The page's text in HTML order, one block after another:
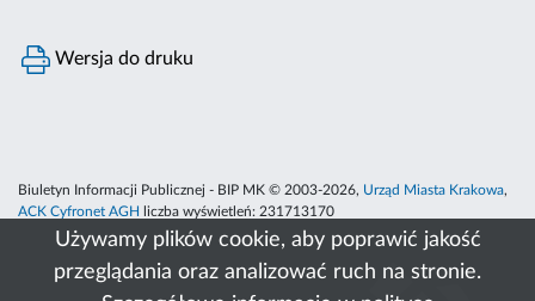
Używamy plików cookie, aby poprawić jakość
przeglądania oraz analizować ruch na stronie.
Wersja do druku
Biuletyn Informacji Publicznej - BIP MK © 2003-2026, Urząd Miasta Krakowa,
ACK Cyfronet AGH
liczba wyświetleń: 231713170